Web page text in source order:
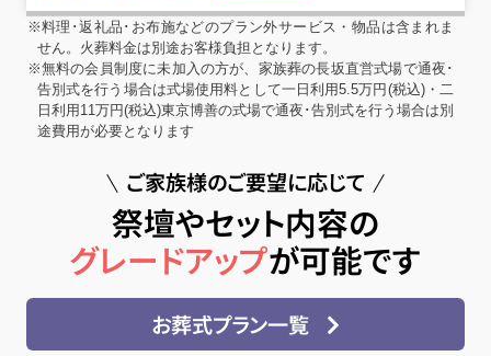
※料理･返礼品･お布施などのプラン外サービス・物品は含まれま
せん。火葬料金は別途お客様負担となります。
※無料の会員制度に未加入の方が、家族葬の長坂直営式場で通夜･
告別式を行う場合は式場使用料として一日利用5.5万円(税込)・二
日利用11万円(税込)東京博善の式場で通夜･告別式を行う場合は別
途費用が必要となります
ご家族様のご要望に応じて
祭壇やセット内容の
グレードアップが可能です
お葬式プラン一覧